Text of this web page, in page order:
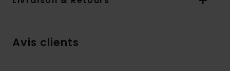
Avis clients